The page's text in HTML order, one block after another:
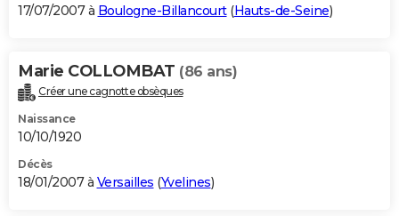
17/07/2007 à Boulogne-Billancourt(Hauts-de-Seine)
Marie COLLOMBAT (86 ans)
Créer une cagnotte obsèques
Naissance
10/10/1920
Décès
18/01/2007 à Versailles (Yvelines)